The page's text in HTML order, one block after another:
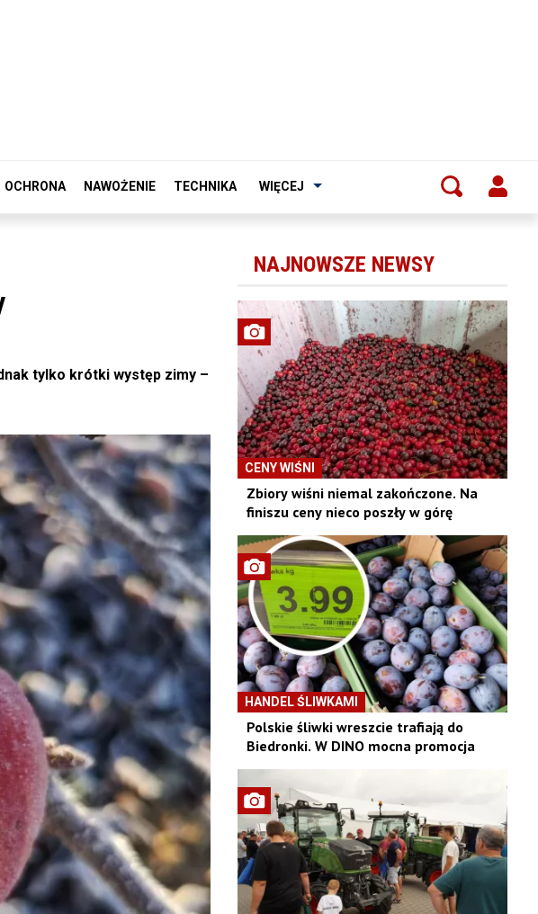
OCHRONA NAWOŻENIE TECHNIKA WIĘCEJ
tylko krótki występ zimy –
NAJNOWSZE NEWSY
CENY WIŚNI
Zbiory wiśni niemal zakończone. Na
finiszu ceny nieco poszły w górę
HANDEL ŚLIWKAMI
Polskie śliwki wreszcie trafiają do
Biedronki. W DINO mocna promocja